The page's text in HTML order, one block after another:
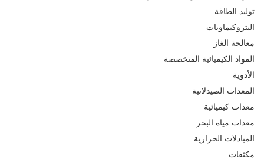
الطاقة
الغاز
الكيميائية المتخصصة
الصيدلانية
كيميائية
مياه البحر
الحرارية